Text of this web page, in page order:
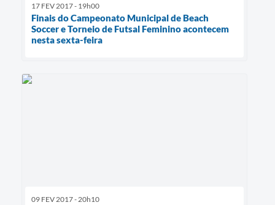
17 FEV 2017 - 19h00
Finais do Campeonato Municipal de Beach
Soccer e Torneio de Futsal Feminino acontecem
nesta sexta-feira
09 FEV 2017 - 20h10